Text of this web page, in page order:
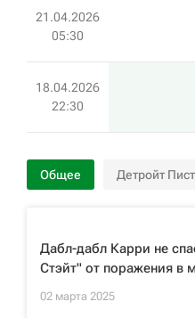
21.04.2026
05:30
18.04.2026
22:30
Общее Детройт
Дабл-дабл Карри не
Стэйт" от поражения в
02 марта 2025